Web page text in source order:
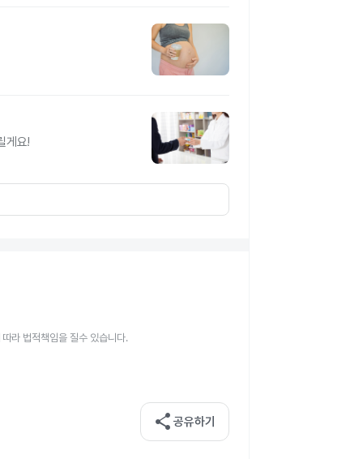
게요!
라 법적책임을 질수 있습니다.
share 공유하기